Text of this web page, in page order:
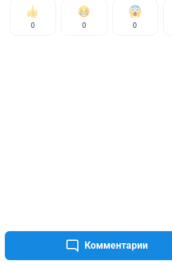
Комментарии
0 0 0
КОММЕНТАРИИ 0